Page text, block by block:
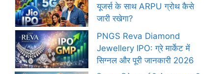
यूजर्स के साथ ARPU ग्रोथ कैसे
जारी रखेगा?
PNGS Reva Diamond
Jewellery IPO: ग्रे मार्केट में
सिग्नल और पूरी जानकारी 2026